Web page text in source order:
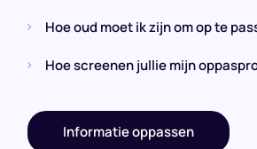
Hoe oud moet ik zijn om op te
Hoe screenen jullie mijn
Informatie oppassen